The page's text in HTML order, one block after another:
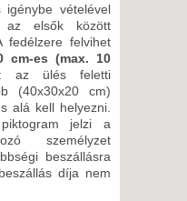
igénybe vételével
az elsők között
fedélzere felvihet
cm-es (max. 10
az ülés feletti
(40x30x20 cm)
alá kell helyezni.
jelzi a
személyzet
beszállásra
díja nem